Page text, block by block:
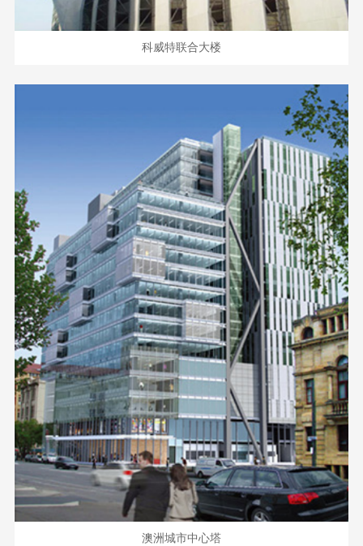
科威特联合大楼
澳洲城市中心塔